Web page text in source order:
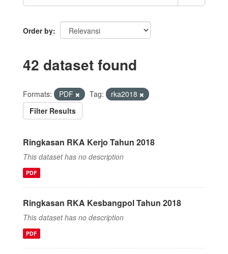
Order by
42 dataset found
Formats: PDF Tag:
rka2018
Filter Results
Ringkasan RKA Kerjo Tahun 2018
This dataset has no description
PDF
Ringkasan RKA Kesbangpol Tahun 2018
This dataset has no description
PDF